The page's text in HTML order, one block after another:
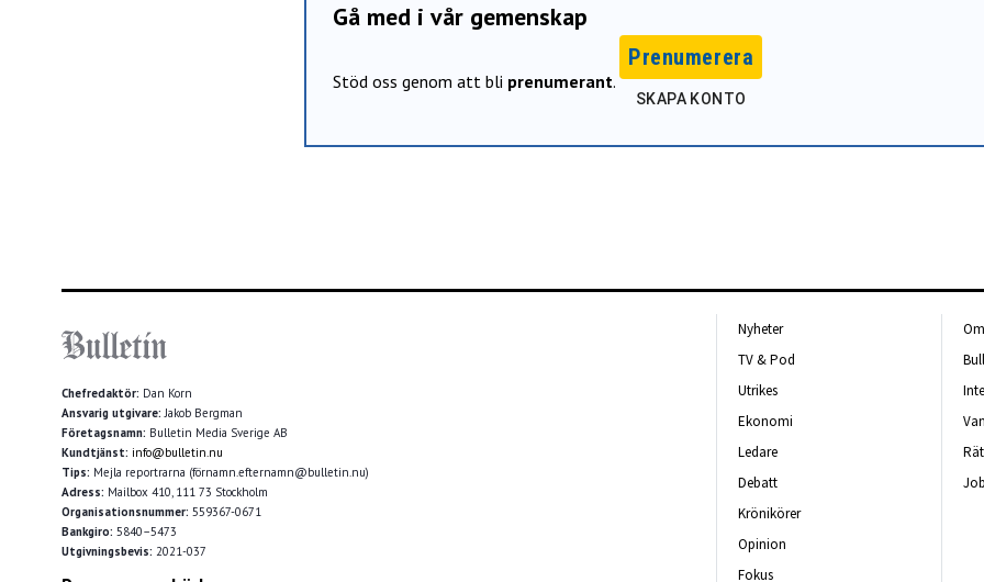
Gå med i vår gemenskap
Stöd oss genom att bli prenumerant.
Prenumerera
SKAPA KONTO
Chefredaktör: Dan Korn
Ansvarig utgivare: Jakob Bergman
Företagsnamn: Bulletin Media Sverige AB
Kundtjänst: info@bulletin.nu
Tips: Mejla reportrarna (förnamn.efternamn@bulletin.nu)
Adress: Mailbox 410, 111 73 Stockholm
Organisationsnummer: 559367-0671
Bankgiro: 5840–5473
Utgivningsbevis: 2021-037
Nyheter
TV & Pod
Utrikes
Ekonomi
Ledare
Debatt
Krönikörer
Opinion
Fokus